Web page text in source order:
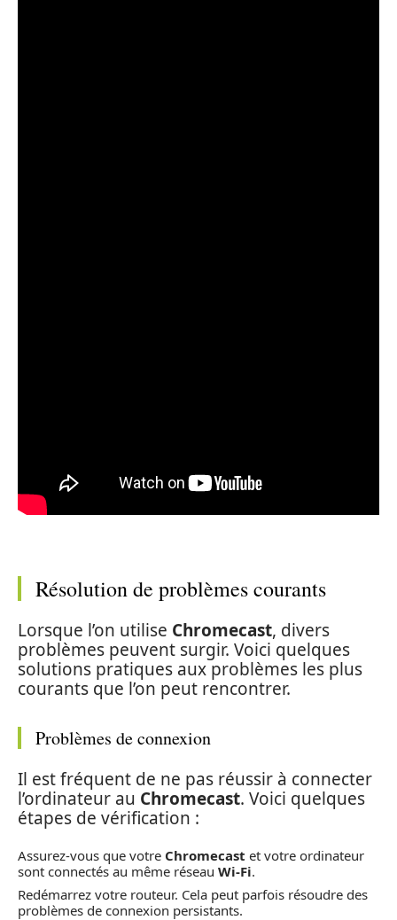
Résolution de problèmes courants
Lorsque l’on utilise Chromecast, divers
problèmes peuvent surgir. Voici quelques
solutions pratiques aux problèmes les plus
courants que l’on peut rencontrer.
Problèmes de connexion
Il est fréquent de ne pas réussir à connecter
l’ordinateur au Chromecast. Voici quelques
étapes de vérification :
Assurez-vous que votre Chromecast et votre ordinateur
sont connectés au même réseau Wi-Fi.
Redémarrez votre routeur. Cela peut parfois résoudre des
problèmes de connexion persistants.